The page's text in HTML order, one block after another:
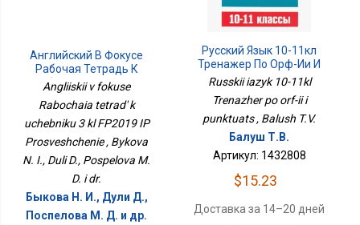
Английский В Фокусе
Рабочая Тетрадь К
Учебнику 3 Кл ФП2019
ИП Просвещение
Angliiskii v fokuse
Rabochaia tetrad' k
uchebniku 3 kl FP2019 IP
Prosveshchenie , Bykova
N. I., Duli D., Pospelova M.
D. i dr.
Быкова Н. И., Дули Д.,
Поспелова М. Д. и др.
Русский Язык 10-11кл
Тренажер По Орф-Ии И
Пунктуац
Russkii iazyk 10-11kl
Trenazher po orf-ii i
punktuats , Balush T.V.
Балуш Т.В.
Артикул: 1432808
$15.23
Доставка за 14–20 дней